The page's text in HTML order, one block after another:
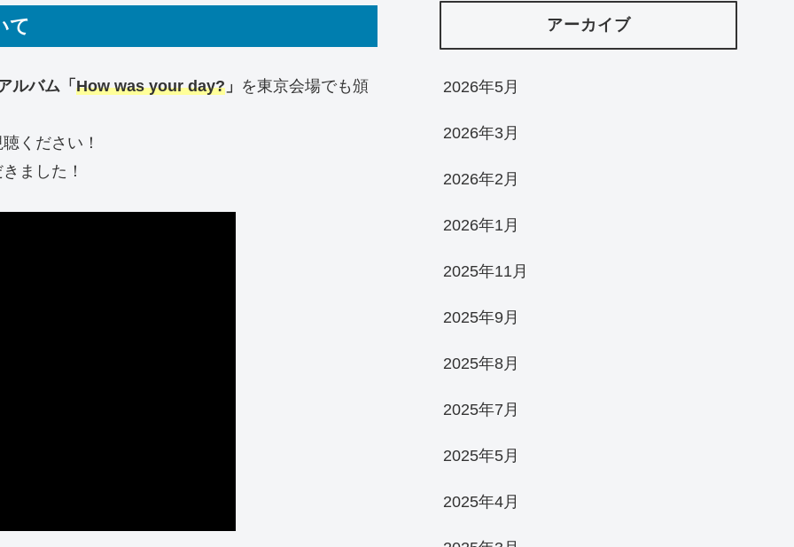
て
ルバム「 How was your day? 」 を東京会場でも頒
ください！
ました！
アーカイブ
2026年5月
2026年3月
2026年2月
2026年1月
2025年11月
2025年9月
2025年8月
2025年7月
2025年5月
2025年4月